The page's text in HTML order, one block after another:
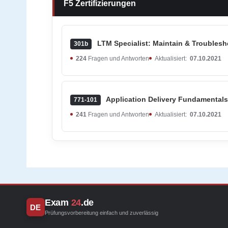
F5 Zertifizierungen
301b LTM Specialist: Maintain &
224 Fragen und Antworten Aktualisiert: 07.10.2021
771-101 Application Delivery Fundamentals
241 Fragen und Antworten Aktualisiert: 07.10.2021
DE Exam 24.de
Prüfungsvorbereitung einfach und zuverlässig